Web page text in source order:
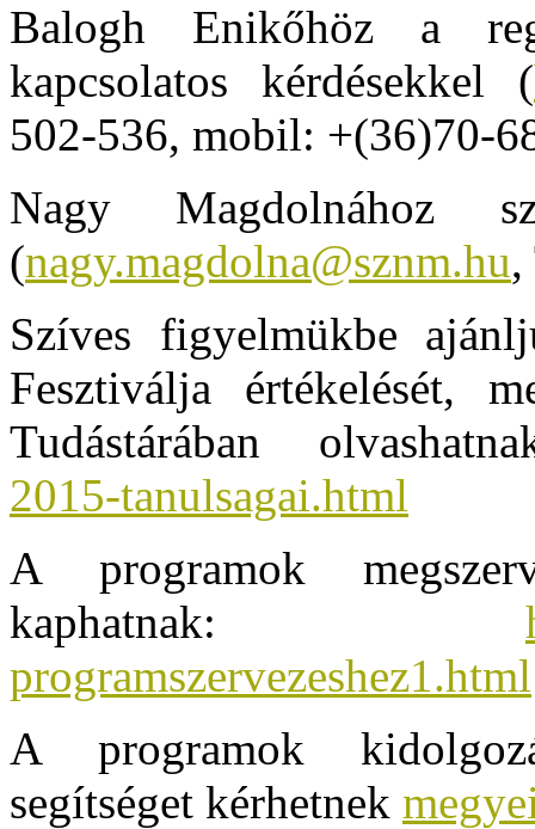
Balogh Enikőhöz a
kapcsolatos kérdésekkel (
502-536, mobil: +(36)70-
Nagy Magdolnához
(nagy.magdolna@sznm.hu,
Szíves figyelmükbe
Fesztiválja értékelését,
Tudástárában
2015-tanulsagai.html
A programok
kaphatnak:
programszervezeshez1.html
A programok
segítséget kérhetnek